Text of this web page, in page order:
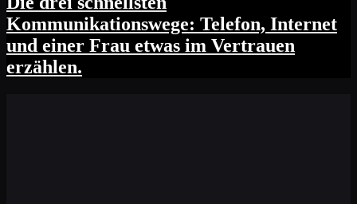
Kommunikationswege: Telefon, Internet
und einer Frau etwas im Vertrauen
erzählen.